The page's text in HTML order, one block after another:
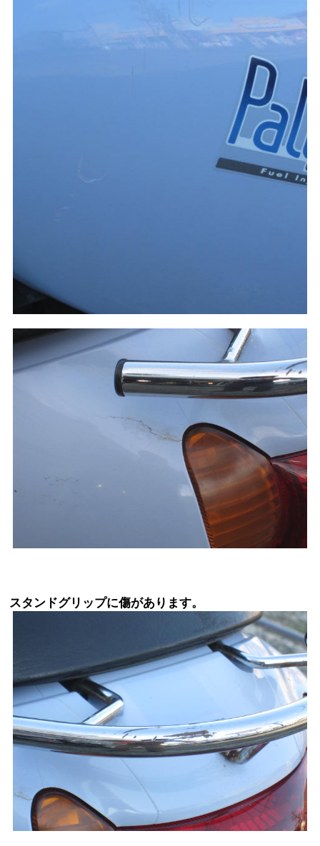
スタンドグリップに傷があります。